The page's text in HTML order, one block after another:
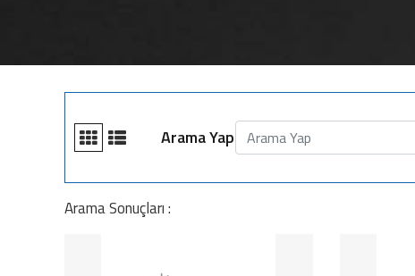
Arama Yap
Arama Sonuçları :